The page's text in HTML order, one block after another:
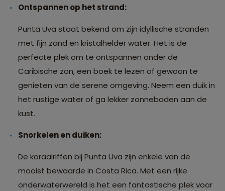
Ontspannen op het strand:
Punta Uva staat bekend om zijn idyllische stranden
met fijn zand en kristalhelder water. Het is de
perfecte plek om te ontspannen onder de
Caribische zon, een boek te lezen of gewoon te
genieten van de serene omgeving. Neem een duik in
het rustige water of ga lekker zonnebaden aan de
kust.
Snorkelen en duiken:
De koraalriffen bij Punta Uva zijn enkele van de
mooist bewaarde in Costa Rica. Met een rijke
onderwaterwereld is het een fantastische plek voor